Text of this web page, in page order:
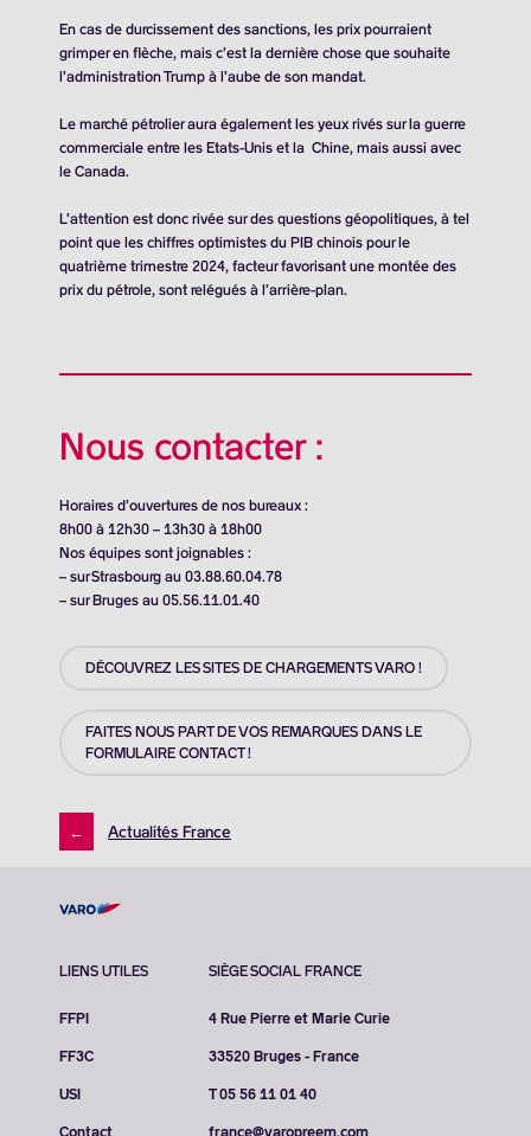
En cas de durcissement des sanctions, les prix pourraient
grimper en flèche, mais c’est la dernière chose que souhaite
l’administration Trump à l’aube de son mandat.
Le marché pétrolier aura également les yeux rivés sur la guerre
commerciale entre les Etats-Unis et la Chine, mais aussi avec
le Canada.
L’attention est donc rivée sur des questions géopolitiques, à tel
point que les chiffres optimistes du PIB chinois pour le
quatrième trimestre 2024, facteur favorisant une montée des
prix du pétrole, sont relégués à l’arrière-plan.
Nous contacter :
Horaires d’ouvertures de nos bureaux :
8h00 à 12h30 – 13h30 à 18h00
Nos équipes sont joignables :
– sur Strasbourg au 03.88.60.04.78
– sur Bruges au 05.56.11.01.40
DÉCOUVREZ LES SITES DE CHARGEMENTS VARO !
FAITES NOUS PART DE VOS REMARQUES DANS LE
FORMULAIRE CONTACT !
← Actualités France
LIENS UTILES
FFPI
FF3C
USI
Contact
SIÈGE SOCIAL FRANCE
4 Rue Pierre et Marie Curie
33520 Bruges - France
T 05 56 11 01 40
france@varopreem.com